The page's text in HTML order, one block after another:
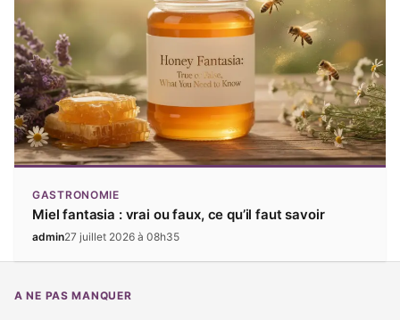
GASTRONOMIE
Miel fantasia : vrai ou faux, ce qu’il faut savoir
admin27 juillet 2026 à 08h35
A NE PAS MANQUER